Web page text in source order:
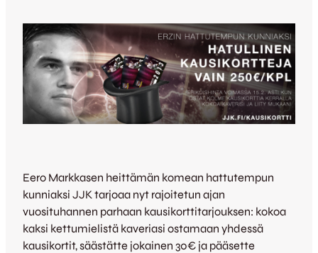
Eero Markkasen heittämän komean hattutempun
kunniaksi JJK tarjoaa nyt rajoitetun ajan
vuosituhannen parhaan kausikorttitarjouksen: kokoa
kaksi kettumielistä kaveriasi ostamaan yhdessä
kausikortit, säästätte jokainen 30€ ja pääsette